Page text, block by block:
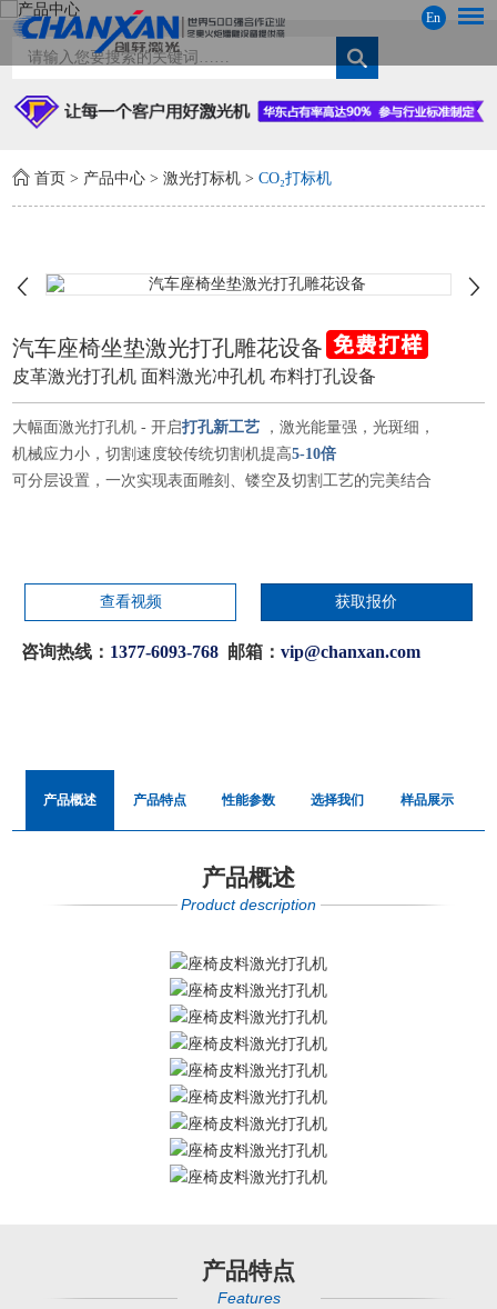
En
首页 > 产品中心 >激光打标机 >CO₂打标机
汽车座椅坐垫激光打孔雕花设备
皮革激光打孔机 面料激光冲孔机 布料打孔设备
大幅面激光打孔机 - 开启打孔新工艺 ，激光能量强，光斑细，
机械应力小，切割速度较传统切割机提高5-10倍
可分层设置，一次实现表面雕刻、镂空及切割工艺的完美结合
查看视频 获取报价
咨询热线： 1377-6093-768 邮箱：vip@chanxan.com
产品概述 产品特点 性能参数 选择我们 样品展示
产品概述
Product description
产品特点
Features